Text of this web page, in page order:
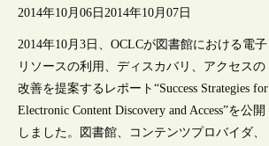
2014年10月06日 2014年10月07日
2014年10月3日、OCLCが図書館における電子
リソースの利用、ディスカバリ、アクセスの
改善を提案するレポート“Success Strategies for
Electronic Content Discovery and Access”を公開
しました。図書館、コンテンツプロバイダ、